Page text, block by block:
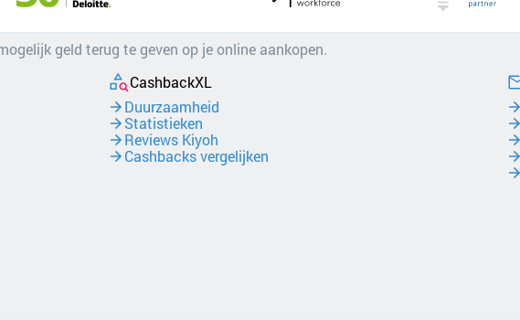
geld terug te geven op je online aankopen.
CashbackXL
Duurzaamheid
Statistieken
Reviews Kiyoh
Cashbacks vergelijken